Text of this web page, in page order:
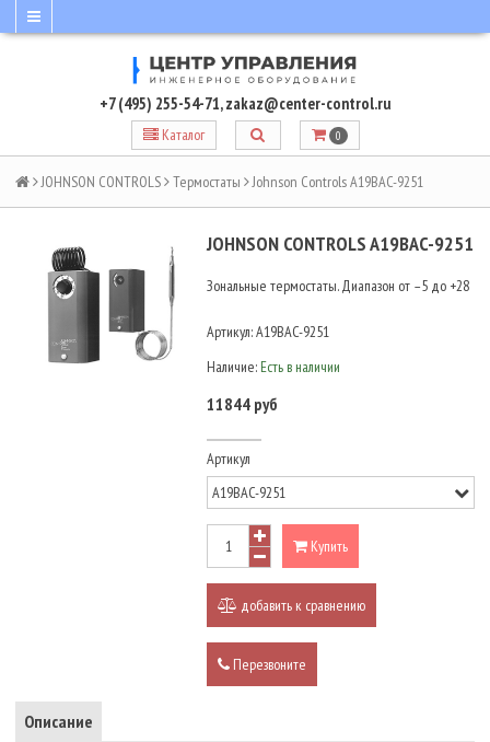
+7 (495) 255-54-71,zakaz@center-control.ru
Каталог 0
JOHNSON CONTROLS Термостаты Johnson Controls A19BAC-9251
JOHNSON CONTROLS A19BAC-9251
Зональные термостаты. Диапазон от –5 до +28
Артикул:A19BAC-9251
Наличие: Есть в наличии
11844 руб
Артикул
Купить
добавить к сравнению
Перезвоните
Описание